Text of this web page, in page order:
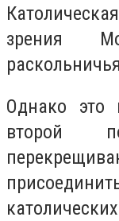
зрения
Однако
второй